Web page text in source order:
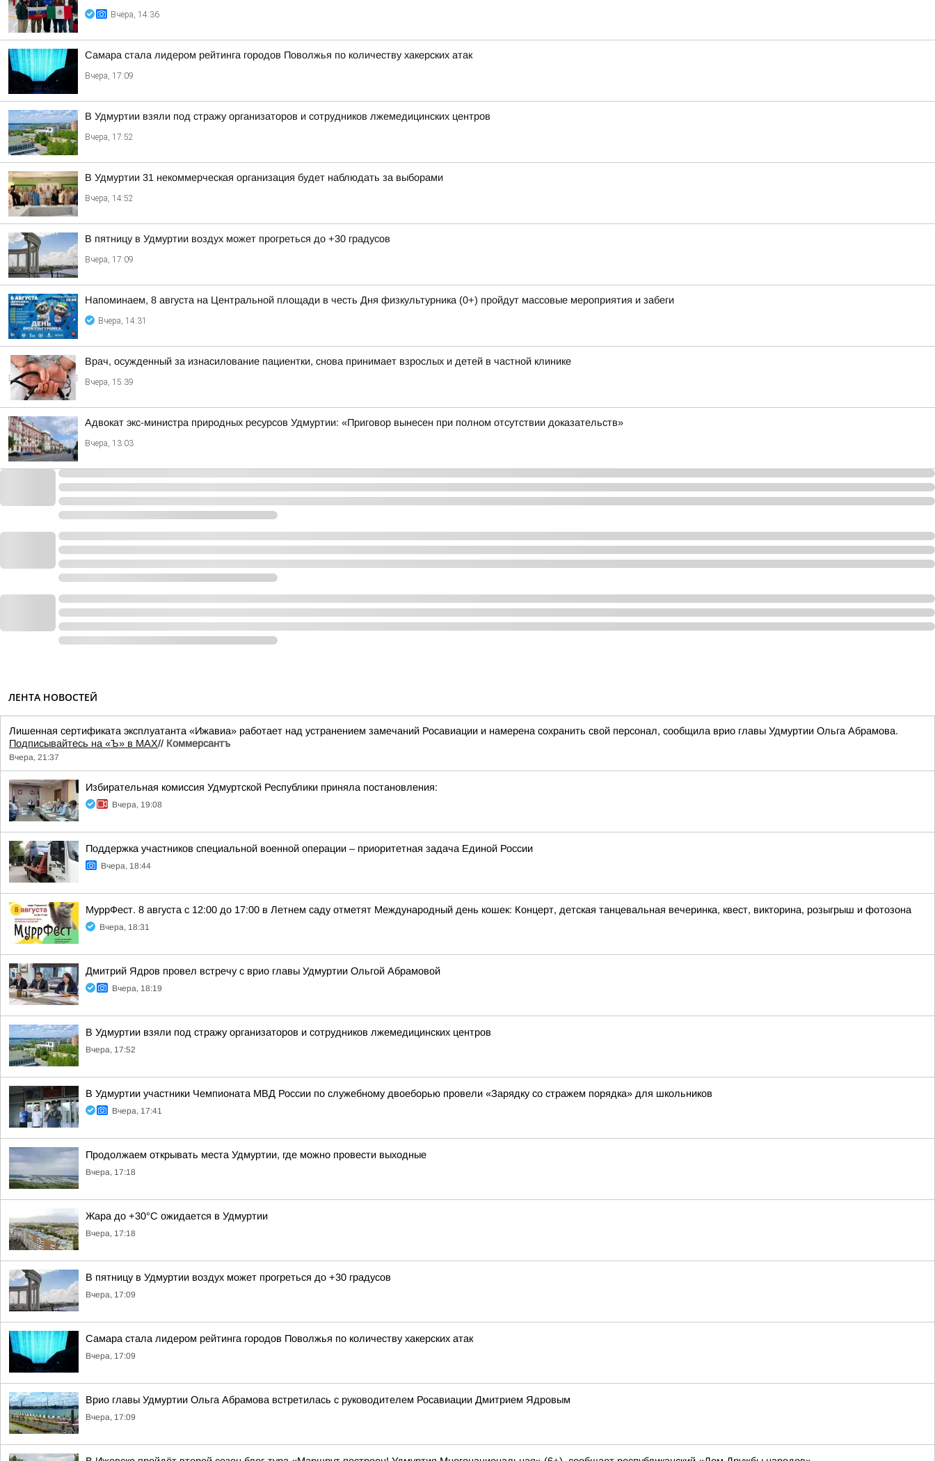
Вчера, 14:36
Самара стала лидером рейтинга городов Поволжья по количеству хакерских атак
Вчера, 17:09
В Удмуртии взяли под стражу организаторов и сотрудников лжемедицинских центров
Вчера, 17:52
В Удмуртии 31 некоммерческая организация будет наблюдать за выборами
Вчера, 14:52
В пятницу в Удмуртии воздух может прогреться до +30 градусов
Вчера, 17:09
Напоминаем, 8 августа на Центральной площади в честь Дня физкультурника (0+) пройдут массовые мероприятия и забеги
Вчера, 14:31
Врач, осужденный за изнасилование пациентки, снова принимает взрослых и детей в частной клинике
Вчера, 15:39
Адвокат экс-министра природных ресурсов Удмуртии: «Приговор вынесен при полном отсутствии доказательств»
Вчера, 13:03
ЛЕНТА НОВОСТЕЙ
Лишенная сертификата эксплуатанта «Ижавиа» работает над устранением замечаний Росавиации и намерена сохранить свой персонал, сообщила врио главы Удмуртии Ольга Абрамова.
Подписывайтесь на «Ъ» в MAX// Коммерсантъ
Вчера, 21:37
Избирательная комиссия Удмуртской Республики приняла постановления:
Вчера, 19:08
Поддержка участников специальной военной операции – приоритетная задача Единой России
Вчера, 18:44
МуррФест. 8 августа с 12:00 до 17:00 в Летнем саду отметят Международный день кошек: Концерт, детская танцевальная вечеринка, квест, викторина, розыгрыш и фотозона
Вчера, 18:31
Дмитрий Ядров провел встречу с врио главы Удмуртии Ольгой Абрамовой
Вчера, 18:19
В Удмуртии взяли под стражу организаторов и сотрудников лжемедицинских центров
Вчера, 17:52
В Удмуртии участники Чемпионата МВД России по служебному двоеборью провели «Зарядку со стражем порядка» для школьников
Вчера, 17:41
Продолжаем открывать места Удмуртии, где можно провести выходные
Вчера, 17:18
Жара до +30°С ожидается в Удмуртии
Вчера, 17:18
В пятницу в Удмуртии воздух может прогреться до +30 градусов
Вчера, 17:09
Самара стала лидером рейтинга городов Поволжья по количеству хакерских атак
Вчера, 17:09
Врио главы Удмуртии Ольга Абрамова встретилась с руководителем Росавиации Дмитрием Ядровым
Вчера, 17:09